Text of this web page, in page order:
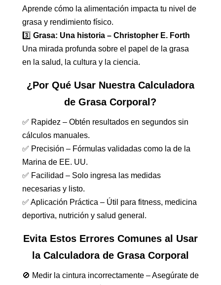
Aprende cómo la alimentación impacta tu nivel de
grasa y rendimiento físico.
3️⃣ Grasa: Una historia – Christopher E. Forth
Una mirada profunda sobre el papel de la grasa
en la salud, la cultura y la ciencia.
¿Por Qué Usar Nuestra Calculadora
de Grasa Corporal?
✅ Rapidez – Obtén resultados en segundos sin
cálculos manuales.
✅ Precisión – Fórmulas validadas como la de la
Marina de EE. UU.
✅ Facilidad – Solo ingresa las medidas
necesarias y listo.
✅ Aplicación Práctica – Útil para fitness, medicina
deportiva, nutrición y salud general.
Evita Estos Errores Comunes al Usar
la Calculadora de Grasa Corporal
🚫 Medir la cintura incorrectamente – Asegúrate de